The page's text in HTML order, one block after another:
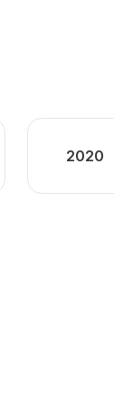
2020